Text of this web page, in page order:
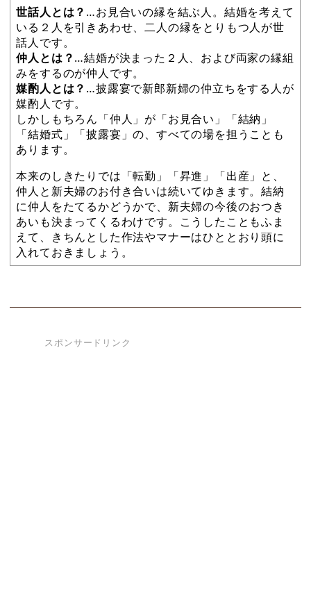
世話人とは？ …お見合いの縁を結ぶ人。結婚を考えて
いる２人を引きあわせ、二人の縁をとりもつ人が世
話人です。
仲人とは？…結婚が決まった２人、および両家の縁組
みをするのが仲人です。
媒酌人とは？ …披露宴で新郎新婦の仲立ちをする人が
媒酌人です。
しかしもちろん「仲人」が「お見合い」「結納」
「結婚式」「披露宴」の、すべての場を担うことも
あります。
本来のしきたりでは「転勤」「昇進」「出産」と、
仲人と新夫婦のお付き合いは続いてゆきます。結納
に仲人をたてるかどうかで、新夫婦の今後のおつき
あいも決まってくるわけです。こうしたこともふま
えて、きちんとした作法やマナーはひととおり頭に
入れておきましょう。
スポンサードリンク